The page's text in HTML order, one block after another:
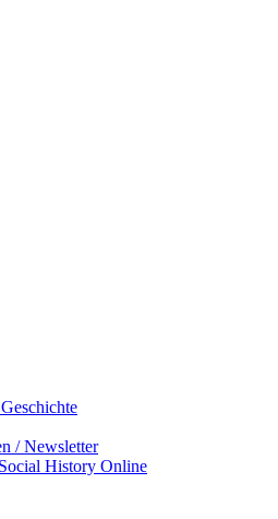
/ Newsletter
History Online